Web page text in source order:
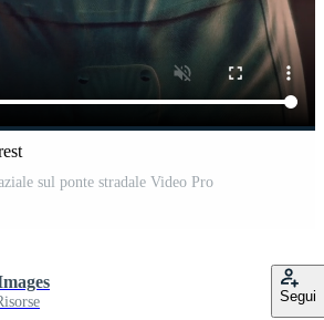
sul ponte stradale Video Pro
Segui